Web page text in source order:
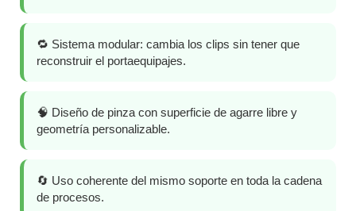
🔁 Sistema modular: cambia los clips sin tener que
reconstruir el portaequipajes.
🧠 Diseño de pinza con superficie de agarre libre y
geometría personalizable.
🔄 Uso coherente del mismo soporte en toda la cadena
de procesos.